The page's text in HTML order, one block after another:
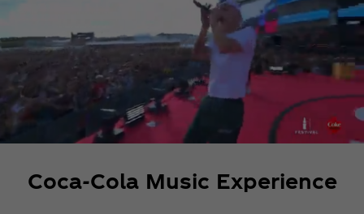
Coca‑Cola Music Experience